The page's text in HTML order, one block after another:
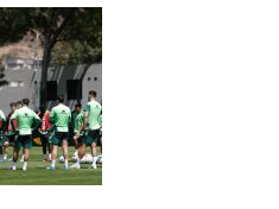
lanza
LISTA
OFICIAL
para
el
Mundial